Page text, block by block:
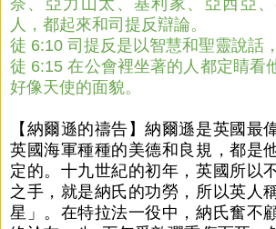
奈、亞力山太、基利家、亞西亞
人，都起來和司提反辯論。
徒 6:10 司提反是以智慧和聖靈說話
徒 6:15 在公會裡坐著的人都定睛看
好像天使的面貌。
【納爾遜的禱告】納爾遜是英國最
英國海軍種種的美德和良規，都是
定的。十九世紀的初年，英國所以
之手，就是納氏的功勞，所以英人
星」。在特拉法一役中，納氏奮不